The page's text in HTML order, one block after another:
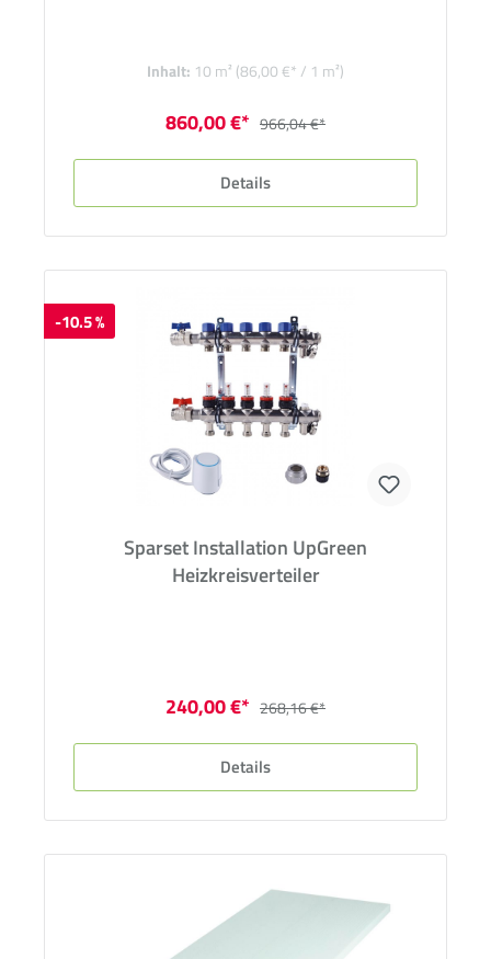
Inhalt: 10 m² (86,00 €* / 1 m²)
860,00 €* 966,04 €*
Details
-10.5 %
Sparset Installation UpGreen
Heizkreisverteiler
240,00 €* 268,16 €*
Details